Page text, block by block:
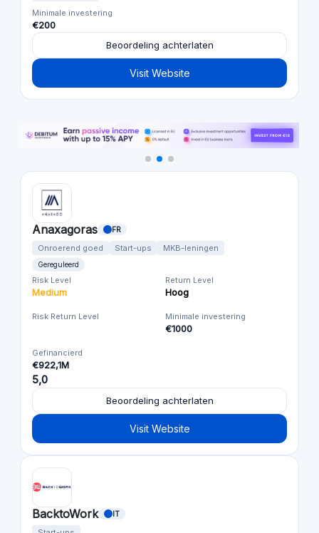
Minimale investering
€200
Beoordeling achterlaten
Visit Website
Anaxagoras FR
Onroerend goed Start-ups MKB-leningen
Gereguleerd
Risk Level
Medium
Return Level
Hoog
Risk Return Level Minimale investering
€1000
Gefinancierd
€922,1M
5,0
Beoordeling achterlaten
Visit Website
BacktoWork IT